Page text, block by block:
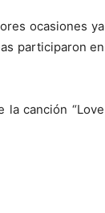
ocasiones ya
participaron en
la canción “Love